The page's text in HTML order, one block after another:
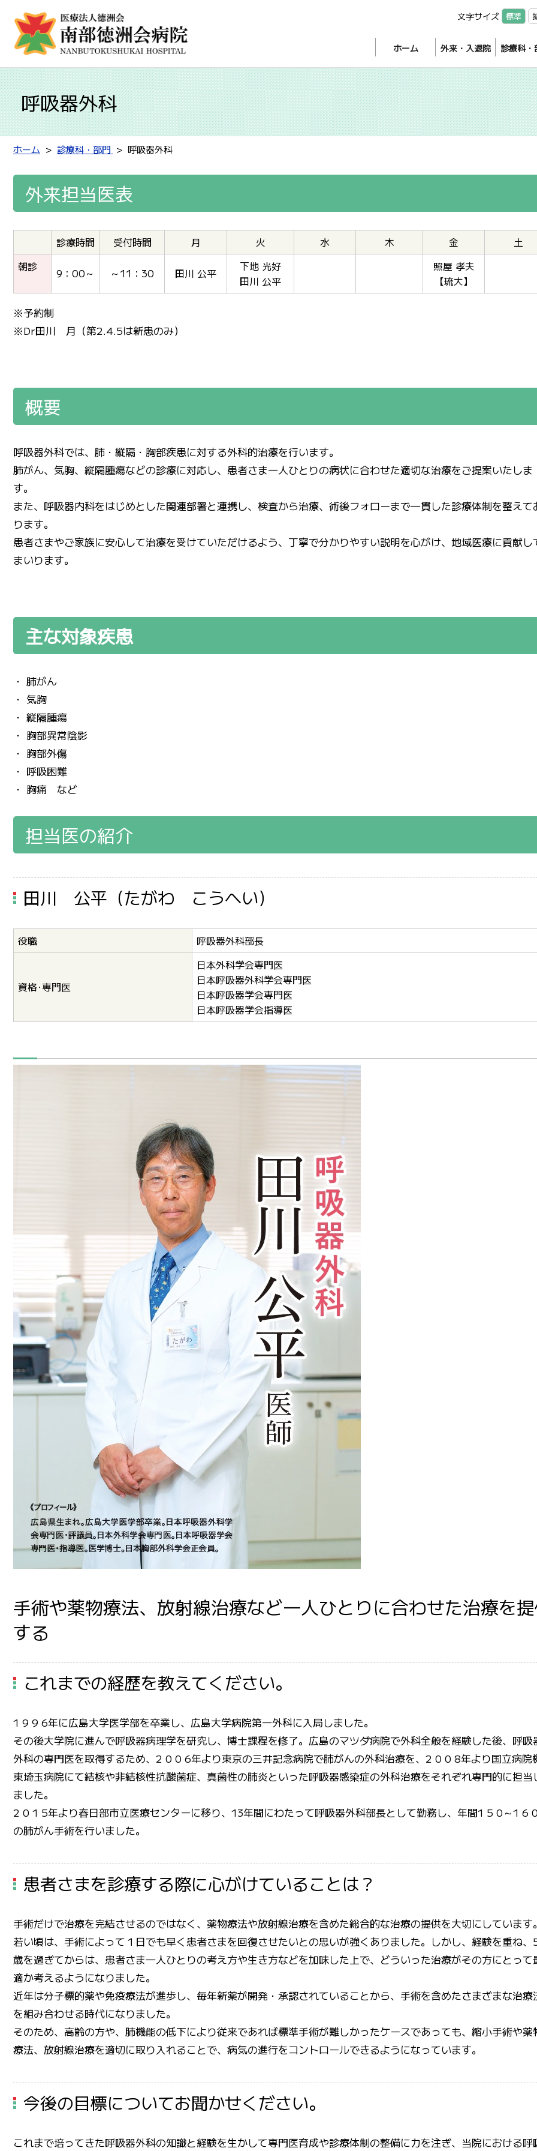
文字サイズ 標準
ホーム 外来・入退院 診療科・
呼吸器外科
ホーム 診療科・部門 呼吸器外科
外来担当医表
診療時間 受付時間 月 火 水 木 金
土
朝診
9：00～ ～11：30 田川 公平
下地 光好
田川 公平
照屋 孝夫
【琉大】
※予約制
※Dr田川 月（第2.4.5は新患のみ）
概要
呼吸器外科では、肺・縦隔・胸部疾患に対する外科的治療を行います。
肺がん、気胸、縦隔腫瘍などの診療に対応し、患者さま一人ひとりの病状に合わせた適切な治療をご提案いたしま
す。
また、呼吸器内科をはじめとした関連部署と連携し、検査から治療、術後フォローまで一貫した診療体制を整えて
ります。
患者さまやご家族に安心して治療を受けていただけるよう、丁寧で分かりやすい説明を心がけ、地域医療に貢献し
まいります。
主な対象疾患
・ 肺がん
・ 気胸
・ 縦隔腫瘍
・ 胸部異常陰影
・ 胸部外傷
・ 呼吸困難
・ 胸痛 など
担当医の紹介
田川 公平（たがわ こうへい）
役職 呼吸器外科部長
資格･専門医
日本外科学会専門医
日本呼吸器外科学会専門医
日本呼吸器学会専門医
日本呼吸器学会指導医
手術や薬物療法、放射線治療など一人ひとりに合わせた治療を
する
これまでの経歴を教えてください。
1 9 9 6年に広島大学医学部を卒業し、広島大学病院第一外科に入局しました。
その後大学院に進んで呼吸器病理学を研究し、博士課程を修了。広島のマツダ病院で外科全般を経験した後、呼吸
外科の専門医を取得するため、2 0 0 6年より東京の三井記念病院で肺がんの外科治療を、2 0 0 8年より国立病院
東埼玉病院にて結核や非結核性抗酸菌症、真菌性の肺炎といった呼吸器感染症の外科治療をそれぞれ専門的に担当
ました。
2 0 1 5年より春日部市立医療センターに移り、13年間にわたって呼吸器外科部長として勤務し、年間1 5 0～1 6
の肺がん手術を行いました。
患者さまを診療する際に心がけていることは？
手術だけで治療を完結させるのではなく、薬物療法や放射線治療を含めた総合的な治療の提供を大切にしています
若い頃は、手術によって１日でも早く患者さまを回復させたいとの思いが強くありました。しかし、経験を重ね
歳を過ぎてからは、患者さま一人ひとりの考え方や生き方などを加味した上で、どういった治療がその方にとって
適か考えるようになりました。
近年は分子標的薬や免疫療法が進歩し、毎年新薬が開発・承認されていることから、手術を含めたさまざまな治療
を組み合わせる時代になりました。
そのため、高齢の方や、肺機能の低下により従来であれば標準手術が難しかったケースであっても、縮小手術や薬
療法、放射線治療を適切に取り入れることで、病気の進行をコントロールできるようになっています。
今後の目標についてお聞かせください。
これまで培ってきた呼吸器外科の知識と経験を生かして専門医育成や診療体制の整備に力を注ぎ、当院における呼